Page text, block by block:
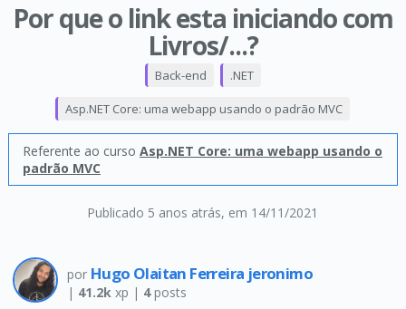
Por que o link esta iniciando com
Livros/...?
Publicado 5 anos atrás, em 14/11/2021
Back-end .NET
Asp.NET Core: uma webapp usando o padrão MVC
Referente ao curso Asp.NET Core: uma webapp usando o
padrão MVC
por Hugo Olaitan Ferreira jeronimo
| 41.2kxp | 4posts